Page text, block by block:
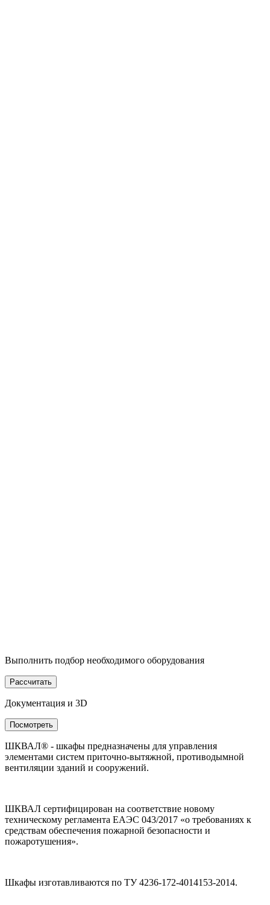
Выполнить подбор необходимого оборудования
Рассчитать
Документация и 3D
Посмотреть
ШКВАЛ® - шкафы предназначены для управления
элементами систем приточно-вытяжной, противодымной
вентиляции зданий и сооружений.
ШКВАЛ сертифицирован на соответствие новому
техническому регламента ЕАЭС 043/2017 «о требованиях к
средствам обеспечения пожарной безопасности и
пожаротушения».
Шкафы изготавливаются по ТУ 4236-172-4014153-2014.